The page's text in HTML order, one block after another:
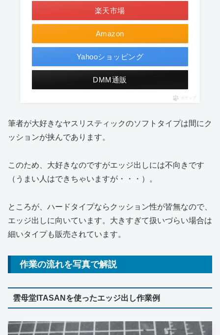
Amazon
楽天市場
Yahooショッピング
DMM通販
ポチップ
筆者が大好きなヤスリスティックのソフトタイプは間にク
ッションが挟んであります。
このため、大好きなのですがエッジ出しには不向きです
（うまい人はできちゃいますが・・・）。
ところが、ハードタイプならクッション性が皆無なので、
エッジ出しに向いています。大きすぎて扱いづらい場合は
細いタイプも販売されています。
作業の流れを写真で解説
雲母堂ITASANを使ったエッジ出し作業例